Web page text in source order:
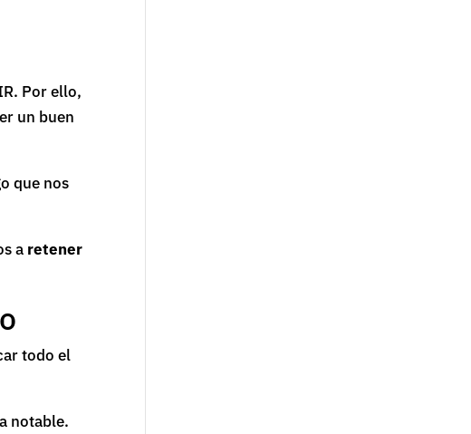
Por ello,
un buen
que nos
a retener
todo el
notable.